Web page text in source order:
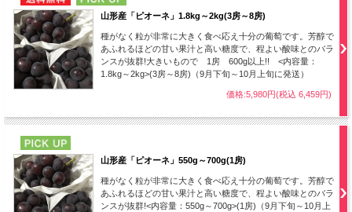
さらに、刈屋地区には朝霧が無く、 日照時間も
安定している という特徴があります。
そのため、網を掛けずに栽培することができ、
しい梨が育つのです。
山形産「ピオーネ」1.8kg～2kg(3房～8房)
種がなく粒が非常に大きく食べ応え十分の葡萄です。芳醇で
あふれるほどの甘い果汁と高い糖度で、程よい酸味とのバラ
ンスが抜群!大きいもので 1房 600g以上!! <内容量：
1.8kg～2kg>(3房～8房)（9月下旬～10月上旬に発送）
価格:5,980円(税込 6,459円)
山形産「ピオーネ」550g～700g(1房)
種がなく粒が非常に大きく食べ応え十分の葡萄です。芳醇で
あふれるほどの甘い果汁と高い糖度で、程よい酸味とのバラ
ンスが抜群!<内容量：550g～700g>(1房)（9月下旬～10月上